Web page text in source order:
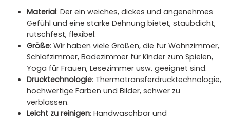
Material: Der ein weiches, dickes und angenehmes
Gefühl und eine starke Dehnung bietet, staubdicht,
rutschfest, flexibel.
Größe: Wir haben viele Größen, die für Wohnzimmer,
Schlafzimmer, Badezimmer für Kinder zum Spielen,
Yoga für Frauen, Lesezimmer usw. geeignet sind.
Drucktechnologie: Thermotransferdrucktechnologie,
hochwertige Farben und Bilder, schwer zu
verblassen.
Leicht zu reinigen: Handwaschbar und